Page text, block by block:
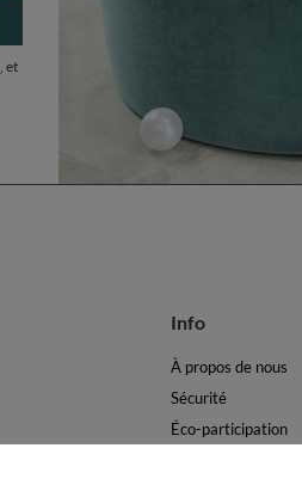
, et
Info
À propos de nous
Sécurité
Éco-participation